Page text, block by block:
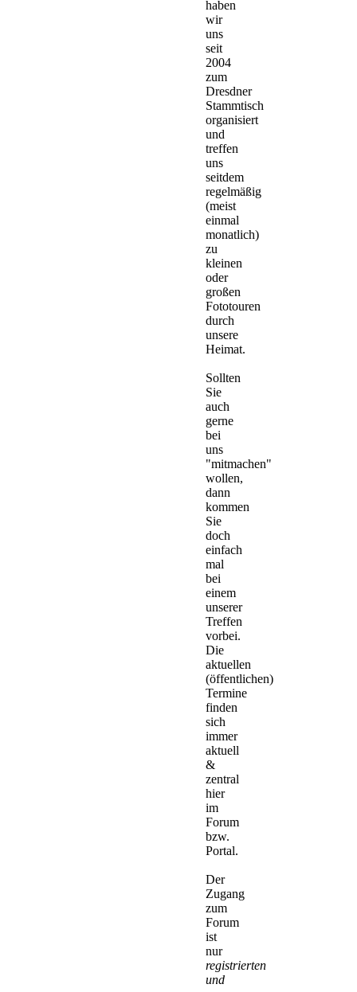
haben
wir
uns
seit
2004
zum
Dresdner
Stammtisch
organisiert
und
treffen
uns
seitdem
regelmäßig
(meist
einmal
monatlich)
zu
kleinen
oder
großen
Fototouren
durch
unsere
Heimat.
Sollten
Sie
auch
gerne
bei
uns
"mitmachen"
wollen,
dann
kommen
Sie
doch
einfach
mal
bei
einem
unserer
Treffen
vorbei.
Die
aktuellen
(öffentlichen)
Termine
finden
sich
immer
aktuell
&
zentral
hier
im
Forum
bzw.
Portal.
Der
Zugang
zum
Forum
ist
nur
registrierten
und